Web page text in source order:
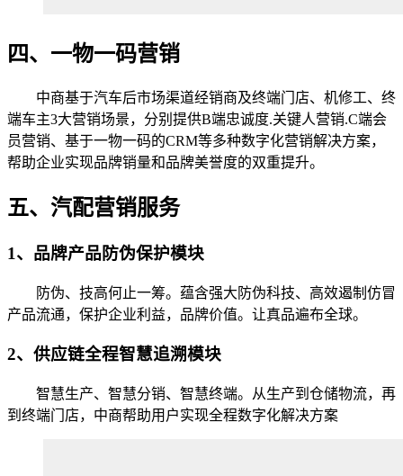
四、一物一码营销
中商基于汽车后市场渠道经销商及终端门店、机修工、终
端车主3大营销场景，分别提供B端忠诚度.关键人营销.C端会
员营销、基于一物一码的CRM等多种数字化营销解决方案，
帮助企业实现品牌销量和品牌美誉度的双重提升。
五、汽配营销服务
1、品牌产品防伪保护模块
防伪、技高何止一筹。蕴含强大防伪科技、高效遏制仿冒
产品流通，保护企业利益，品牌价值。让真品遍布全球。
2、供应链全程智慧追溯模块
智慧生产、智慧分销、智慧终端。从生产到仓储物流，再
到终端门店，中商帮助用户实现全程数字化解决方案